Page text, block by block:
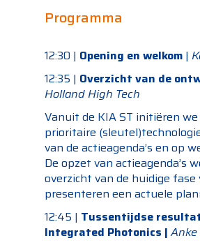
Programma
12:30 | Opening en welkom |
12:35 | Overzicht van de
Holland High Tech
Vanuit de KIA ST initiëren
prioritaire
van de actieagenda’s en op
De opzet van actieagenda’s
overzicht van de huidige
presenteren een actuele
12:45 | Tussentijdse
Integrated Photonics |